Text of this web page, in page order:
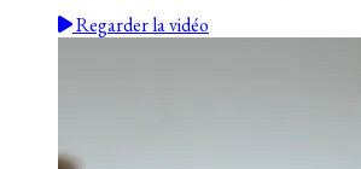
Regarder la vidéo